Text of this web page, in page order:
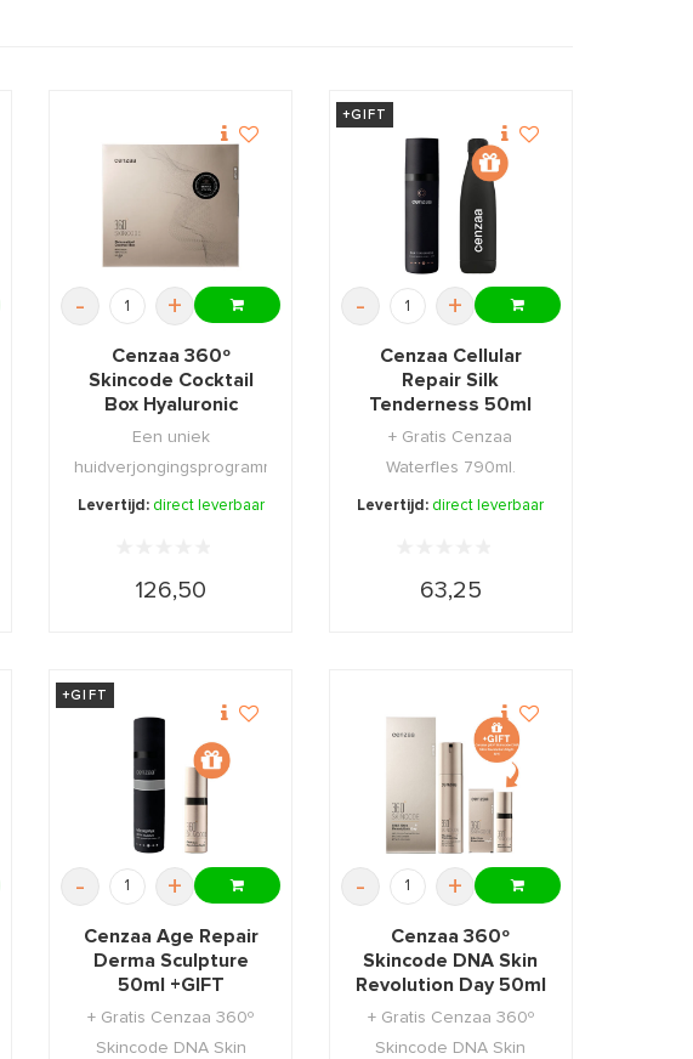
- +
Cenzaa 360º
Skincode Cocktail
Box Hyaluronic
Een uniek
huidverjongingsprogramma;
vult rimpels van binnenu
Levertijd: direct leverbaar
126,50
+GIFT
- +
Cenzaa Cellular
Repair Silk
Tenderness 50ml
+GIFT
+ Gratis Cenzaa
Waterfles 790ml.
Levertijd: direct leverbaar
63,25
+GIFT
- +
Cenzaa Age Repair
Derma Sculpture
50ml +GIFT
+ Gratis Cenzaa 360º
Skincode DNA Skin
- +
Cenzaa 360º
Skincode DNA Skin
Revolution Day 50ml
+GIFT
+ Gratis Cenzaa 360º
Skincode DNA Skin